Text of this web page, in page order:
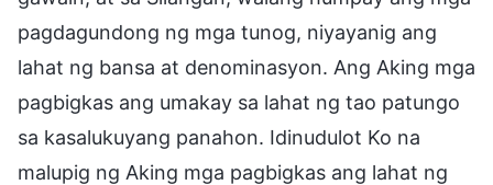
pagdagundong ng mga tunog, niyayanig ang
lahat ng bansa at denominasyon. Ang Aking mga
pagbigkas ang umakay sa lahat ng tao patungo
sa kasalukuyang panahon. Idinudulot Ko na
malupig ng Aking mga pagbigkas ang lahat ng